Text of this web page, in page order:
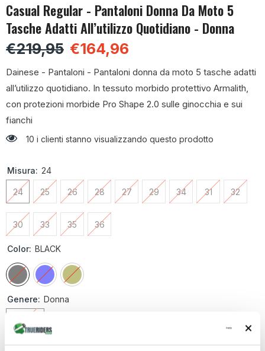
Casual Regular - Pantaloni Donna Da Moto 5
Tasche Adatti All’utilizzo Quotidiano - Donna
€219,95 €164,96
Dainese - Pantaloni - Pantaloni donna da moto 5 tasche adatti
all’utilizzo quotidiano. In tessuto morbido protettivo Armalith,
con protezioni morbide Pro Shape 2.0 sulle ginocchia e sui
fianchi
10 i clienti stanno visualizzando questo prodotto
Misura: 24
24 25 26 28 27 29 34 31 32
30 33 35 36
Color: BLACK
Genere: Donna
Donna